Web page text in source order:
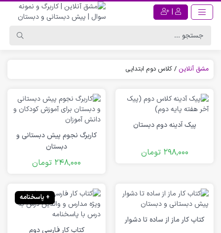
|
مشق آنلاین / کلاس دوم ابتدایی
پیک آدینه دوم دبستان
298,000 تومان
کاربرگ نجوم پیش دبستانی و
دبستان
248,000 تومان
کتاب کار ماز از ساده تا دشوار
+ پاسخنامه
کتاب کار فارسی دوم